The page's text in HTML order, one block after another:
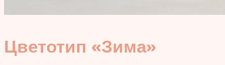
Цветотип «Зима»